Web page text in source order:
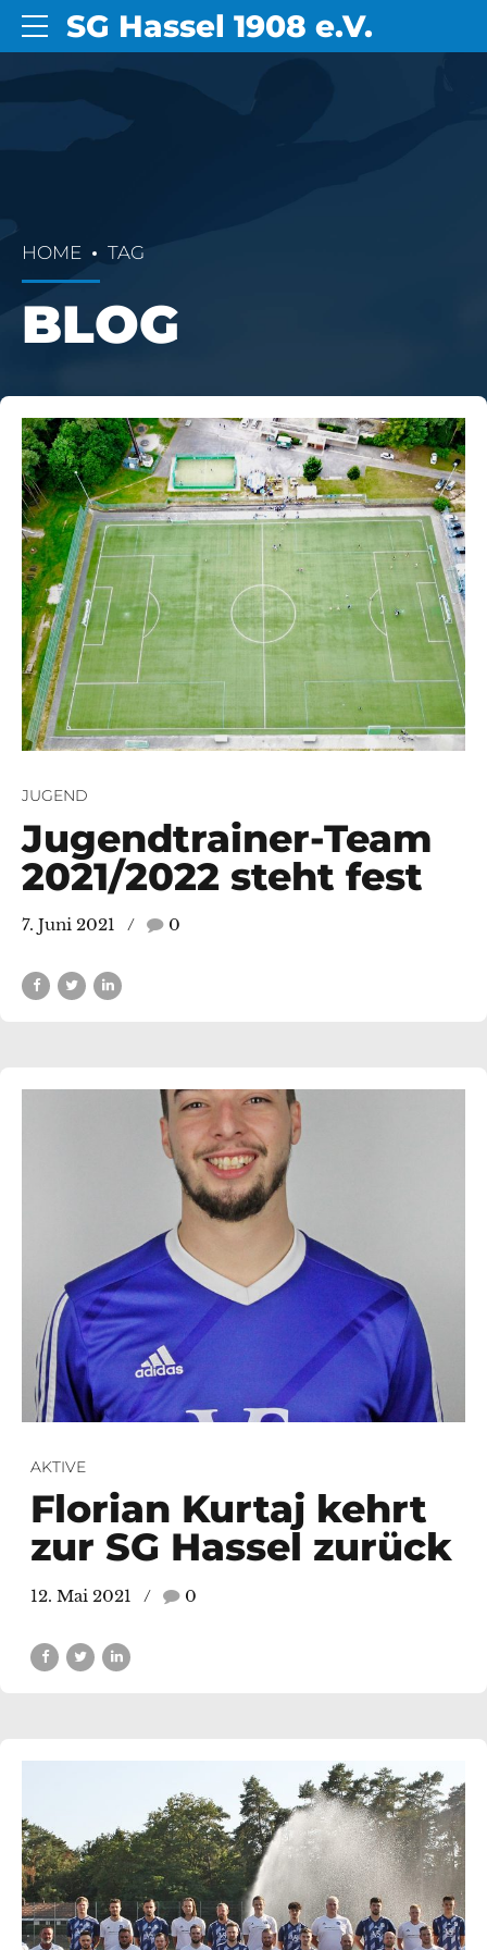
SG Hassel 1908 e.V.
Eisenberg
HOME TAG
BLOG
JUGEND
Jugendtrainer-Team
2021/2022 steht fest
7. Juni 2021 0
AKTIVE
Florian Kurtaj kehrt
zur SG Hassel zurück
12. Mai 2021 0